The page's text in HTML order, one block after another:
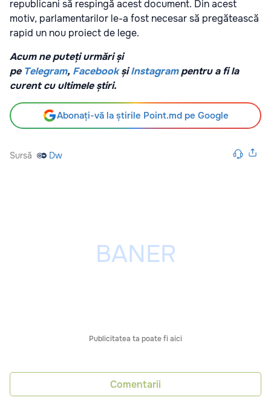
republicani să respingă acest document. Din acest
motiv, parlamentarilor le-a fost necesar să pregătească
rapid un nou proiect de lege.
Acum ne puteți urmări și
pe Telegram, Facebook șiInstagrampentru a fi la
curent cu ultimele știri.
Abonați-vă la știrile Point.md pe Google
Sursă Dw
Publicitatea ta poate fi aici
Comentarii